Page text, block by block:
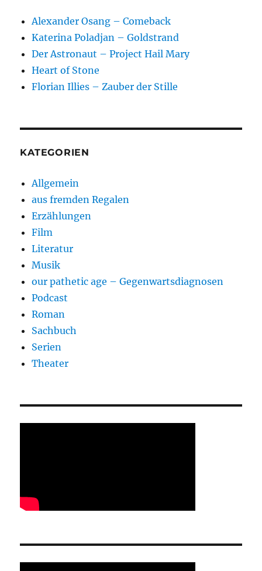
Alexander Osang – Comeback
Katerina Poladjan – Goldstrand
Der Astronaut – Project Hail Mary
Heart of Stone
Florian Illies – Zauber der Stille
KATEGORIEN
Allgemein
aus fremden Regalen
Erzählungen
Film
Literatur
Musik
our pathetic age – Gegenwartsdiagnosen
Podcast
Roman
Sachbuch
Serien
Theater